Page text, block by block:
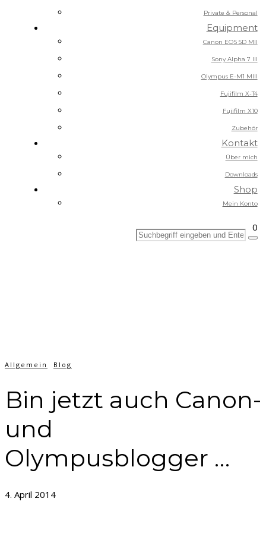
Private & Personal
Equipment
Canon EOS 5D MII
Sony Alpha 7 III
Olympus E-M1 MIII
Fujifilm X-T4
Fujifilm X10
Zubehör
Kontakt
Über mich
Downloads
Shop
Mein Konto
0
Allgemein Blog
Bin jetzt auch Canon-
und
Olympusblogger …
4. April 2014